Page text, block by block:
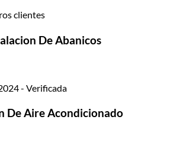
clientes
De Abanicos
- Verificada
De Aire Acondicionado